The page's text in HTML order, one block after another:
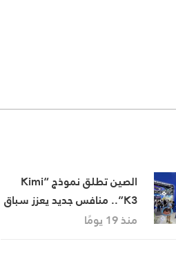
الصين تطلق نموذج “Kimi
K3”.. منافس جديد يعزز سباق
الذكاء الاصطناعي العالمي
منذ 19 يومًا